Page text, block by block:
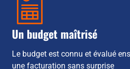
Un budget maîtrisé
Le budget est connu et évalué
une facturation sans surprise